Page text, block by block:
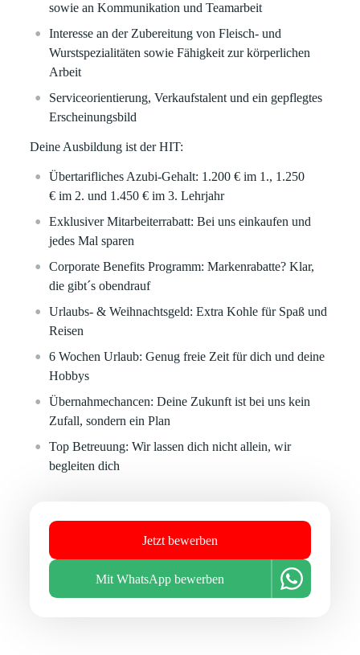
sowie an Kommunikation und Teamarbeit
Interesse an der Zubereitung von Fleisch- und
Wurstspezialitäten sowie Fähigkeit zur körperlichen
Arbeit
Serviceorientierung, Verkaufstalent und ein gepflegtes
Erscheinungsbild
Deine Ausbildung ist der HIT:
Übertarifliches Azubi-Gehalt: 1.200 €im 1., 1.250
€im 2. und 1.450 € im 3. Lehrjahr
Exklusiver Mitarbeiterrabatt: Bei uns einkaufen und
jedes Mal sparen
Corporate Benefits Programm:Markenrabatte? Klar,
die gibt´s obendrauf
Urlaubs- & Weihnachtsgeld:Extra Kohle für Spaß und
Reisen
6 Wochen Urlaub: Genug freie Zeit für dich und deine
Hobbys
Übernahmechancen: Deine Zukunft ist bei uns kein
Zufall, sondern ein Plan
Top Betreuung:Wir lassen dich nicht allein, wir
begleiten dich
Jetzt bewerben
Mit WhatsApp bewerben